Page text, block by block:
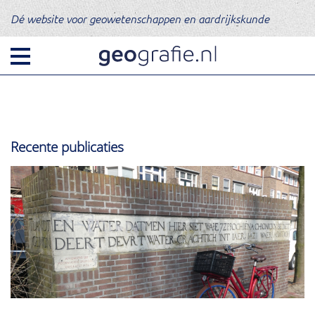
Dé website voor geowetenschappen en aardrijkskunde
Recente publicaties